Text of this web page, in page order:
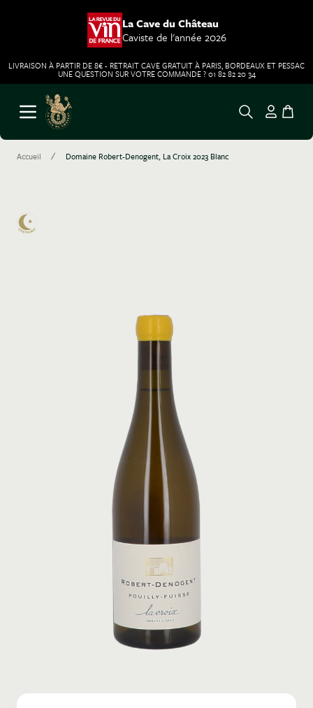
La Cave du Château
Caviste de l'année 2026
LIVRAISON À PARTIR DE 8€ - RETRAIT CAVE GRATUIT À PARIS, BORDEAUX ET PESSAC
UNE QUESTION SUR VOTRE COMMANDE ? 01 82 82 20 34
Aller au contenu
Ouvrir le menu
Accueil / Domaine Robert-Denogent, La Croix 2023 Blanc